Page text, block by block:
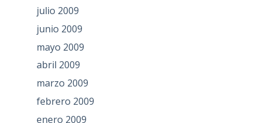
julio 2009
junio 2009
mayo 2009
abril 2009
marzo 2009
febrero 2009
enero 2009